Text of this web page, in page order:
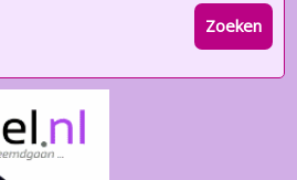
Zoeken